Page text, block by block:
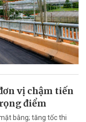
vị chậm tiến
điểm
bằng; tăng tốc thi